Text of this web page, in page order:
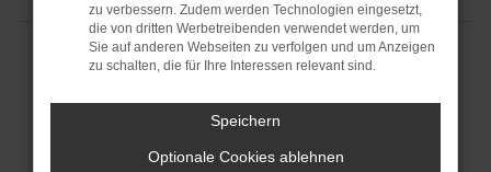
FEHLER: NETWORK ERROR
Beim Laden ist ein Fehler aufgetreten.
zu verbessern. Zudem werden Technologien eingesetzt,
die von dritten Werbetreibenden verwendet werden, um
Sie auf anderen Webseiten zu verfolgen und um Anzeigen
zu schalten, die für Ihre Interessen relevant sind.
Speichern
Optionale Cookies ablehnen